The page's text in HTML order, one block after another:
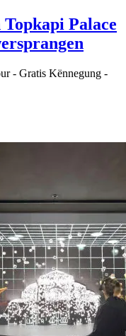
Palace
- Gratis Kënnegung -